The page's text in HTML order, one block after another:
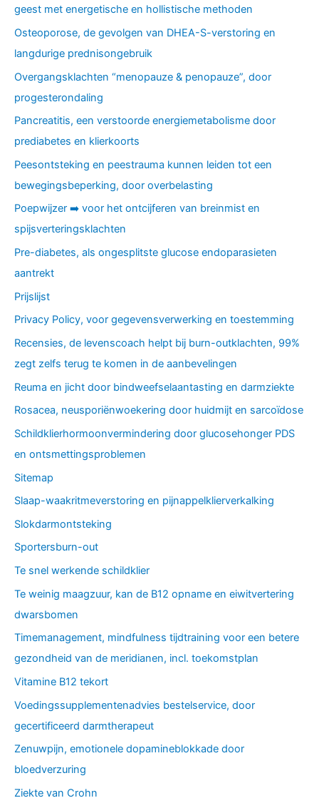
geest met energetische en hollistische methoden
Osteoporose, de gevolgen van DHEA-S-verstoring en
langdurige prednisongebruik
Overgangsklachten “menopauze & penopauze”, door
progesterondaling
Pancreatitis, een verstoorde energiemetabolisme door
prediabetes en klierkoorts
Peesontsteking en peestrauma kunnen leiden tot een
bewegingsbeperking, door overbelasting
Poepwijzer ➡️ voor het ontcijferen van breinmist en
spijsverteringsklachten
Pre-diabetes, als ongesplitste glucose endoparasieten
aantrekt
Prijslijst
Privacy Policy, voor gegevensverwerking en toestemming
Recensies, de levenscoach helpt bij burn-outklachten, 99%
zegt zelfs terug te komen in de aanbevelingen
Reuma en jicht door bindweefselaantasting en darmziekte
Rosacea, neusporiënwoekering door huidmijt en sarcoïdose
Schildklierhormoonvermindering door glucosehonger PDS
en ontsmettingsproblemen
Sitemap
Slaap-waakritmeverstoring en pijnappelklierverkalking
Slokdarmontsteking
Sportersburn-out
Te snel werkende schildklier
Te weinig maagzuur, kan de B12 opname en eiwitvertering
dwarsbomen
Timemanagement, mindfulness tijdtraining voor een betere
gezondheid van de meridianen, incl. toekomstplan
Vitamine B12 tekort
Voedingssupplementenadvies bestelservice, door
gecertificeerd darmtherapeut
Zenuwpijn, emotionele dopamineblokkade door
bloedverzuring
Ziekte van Crohn